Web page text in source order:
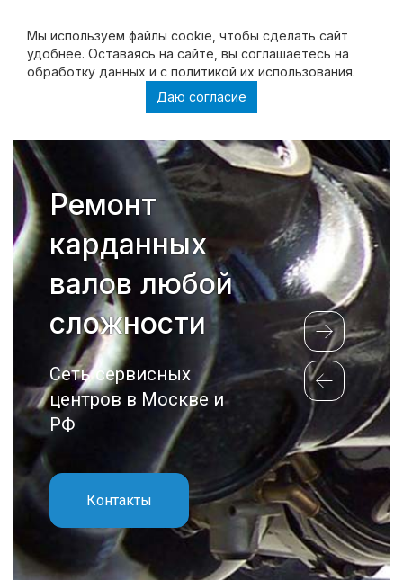
Мы используем файлы cookie, чтобы cделать сайт
удобнее. Оставаясь на сайте, вы соглашаетесь на
обработку данных и с политикой их использования.
Даю согласие
Ремонт
форсунок и
ТНВД любой
сложности
Сеть сервисных
центров в Москве и
РФ
Контакты